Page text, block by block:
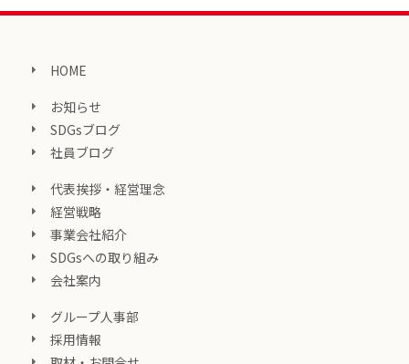
HOME
お知らせ
SDGsブログ
社員ブログ
代表挨拶・経営理念
経営戦略
事業会社紹介
SDGsへの取り組み
会社案内
グループ人事部
採用情報